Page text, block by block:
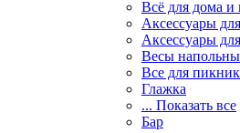
Всё для дома и
Аксессуары
Аксессуары
Весы
Все для
Глажка
... Показать все
Бар